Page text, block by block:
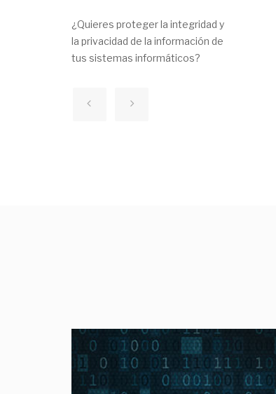
¿Quieres proteger la integridad y
la privacidad de la información de
tus sistemas informáticos?